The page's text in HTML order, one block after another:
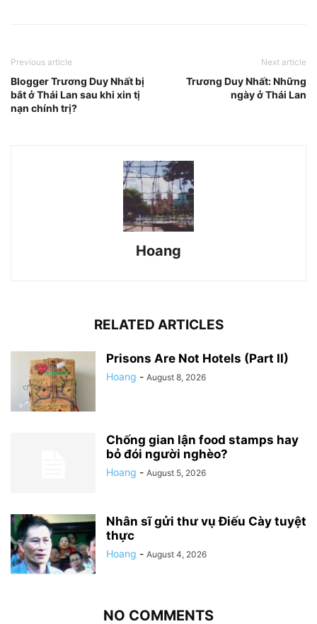
Previous article
Blogger Trương Duy Nhất bị
bắt ở Thái Lan sau khi xin tị
nạn chính trị?
Next article
Trương Duy Nhất: Những
ngày ở Thái Lan
Hoang
RELATED ARTICLES
Prisons Are Not Hotels (Part II)
Hoang - August 8, 2026
Chống gian lận food stamps hay
bỏ đói người nghèo?
Hoang - August 5, 2026
Nhân sĩ gửi thư vụ Điếu Cày tuyệt
thực
Hoang - August 4, 2026
NO COMMENTS